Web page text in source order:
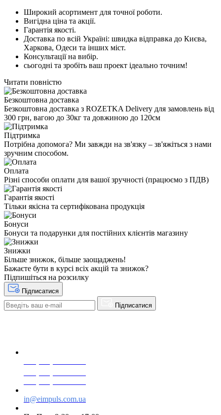
Широкий асортимент для точної роботи.
Вигідна ціна та акції.
Гарантія якості.
Доставка по всій Україні: швидка відправка до Києва,
Харкова, Одеси та інших міст.
Консультації на вибір.
сьогодні та зробіть ваш проект ідеально точним!
Читати повністю
Безкоштовна доставка
Безкоштовна доставка з ROZETKA Delivery для замовлень від
300 грн, вагою до 30кг та довжиною до 120см
Підтримка
Потрібна допомога? Ми завжди на зв'язку – зв'яжіться з нами
зручним способом.
Оплата
Різні способи оплати для вашої зручності (працюємо з ПДВ)
Гарантія якості
Тільки якісна та сертифікована продукція
Бонуси
Бонуси та подарунки для постійних клієнтів магазину
Знижки
Більше знижок, більше заощаджень!
Бажаєте бути в курсі всіх акцій та знижок?
Підпишіться на розсилку
Підписатися
Підписатися
in@eimpuls.com.ua